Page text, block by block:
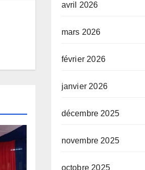
avril 2026
mars 2026
février 2026
janvier 2026
décembre 2025
novembre 2025
octobre 2025